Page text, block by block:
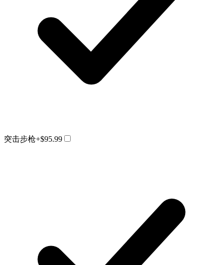
突击步枪+$95.99